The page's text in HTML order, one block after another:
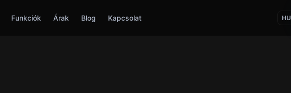
Funkciók Árak Blog Kapcsolat HU